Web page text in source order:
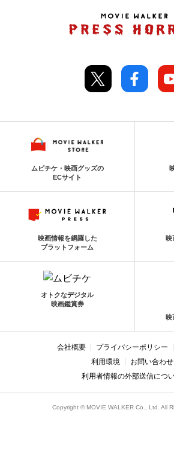
ムビチケ・映画グッズの
ECサイト
映画情報を網羅した
プラットフォーム
映
オトクなデジタル
映画鑑賞券
映
会社概要 プライバシーポリシー
利用環境
お問い合わせ
利用者情報の外部送信につ
Copyright © MOVIE WALKER Co., Ltd. All